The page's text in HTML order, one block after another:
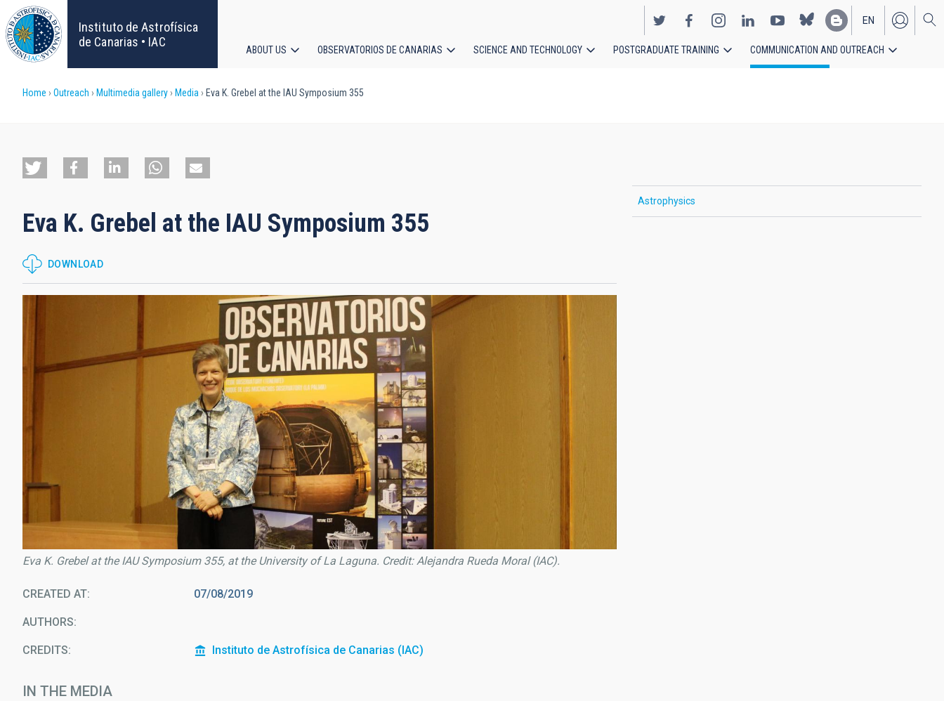
Skip
to
main
content
Instituto de Astrofísica
de Canarias • IAC
EN
ES
navigation
ABOUT US OBSERVATORIOS DE CANARIAS SCIENCE AND TECHNOLOGY POSTGRADUATE TRAINING COMMUNICATION AND OUTREACH
Breadcrumb
Home Outreach Multimedia gallery Media Eva K. Grebel at the IAU Symposium 355
Eva K. Grebel at the IAU Symposium 355
DOWNLOAD
Eva K. Grebel at the IAU Symposium 355, at the University of La Laguna. Credit: Alejandra Rueda Moral (IAC).
CREATED AT 07/08/2019
AUTHORS
CREDITS Instituto de Astrofísica de Canarias (IAC)
IN THE MEDIA
Astrophysics